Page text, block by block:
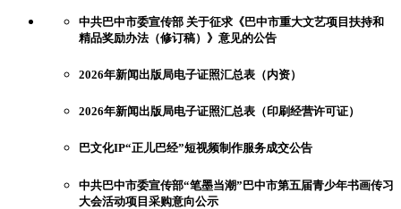
中共巴中市委宣传部 关于征求《巴中市重大文艺项目扶持和
精品奖励办法（修订稿）》意见的公告
2026年新闻出版局电子证照汇总表（内资）
2026年新闻出版局电子证照汇总表（印刷经营许可证）
巴文化IP“正儿巴经”短视频制作服务成交公告
中共巴中市委宣传部“笔墨当潮”巴中市第五届青少年书画传习
大会活动项目采购意向公示